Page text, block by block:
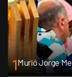
1Murió Jorge